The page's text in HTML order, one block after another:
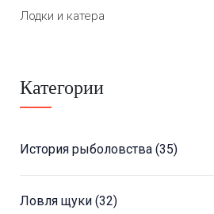
Лодки и катера
Категории
История рыболовства (35)
Ловля щуки (32)